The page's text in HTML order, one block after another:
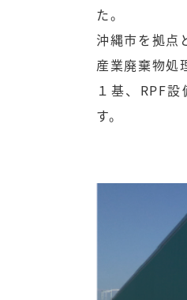
た。
沖縄市を拠点
産業廃棄物処
１基、RPF
す。